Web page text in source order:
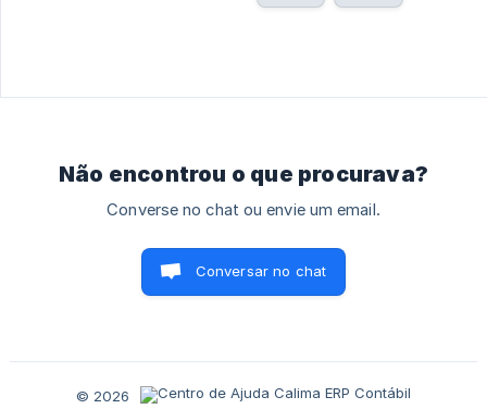
Não encontrou o que procurava?
Converse no chat ou envie um email.
Conversar no chat
© 2026